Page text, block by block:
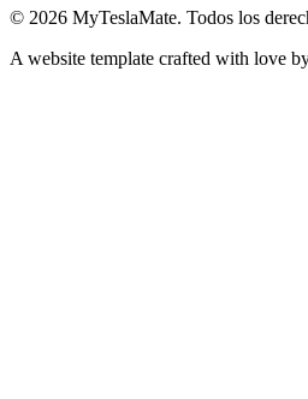
© 2026 MyTeslaMate. Todos los
A website template crafted with love